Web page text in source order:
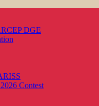
DGE
Contest